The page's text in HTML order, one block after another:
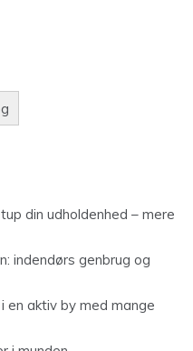
din udholdenhed – mere
indendørs genbrug og
en aktiv by med mange